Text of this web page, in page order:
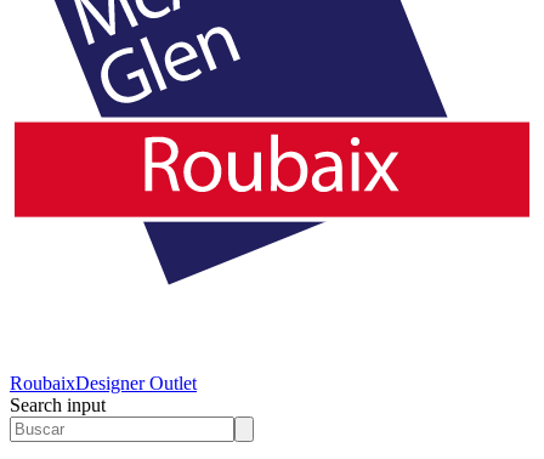
RoubaixDesigner Outlet
Search input